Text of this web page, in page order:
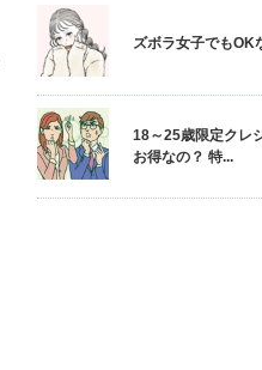
ズボラ女子でもOK
18～25歳限定クレ
お得なの？ 特...